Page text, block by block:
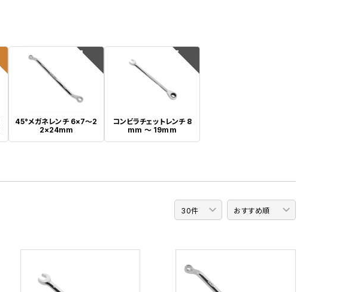
4
45°メガネレンチ 6×7～2
2×24mm
5
コンビラチェットレンチ 8
mm ～ 19mm